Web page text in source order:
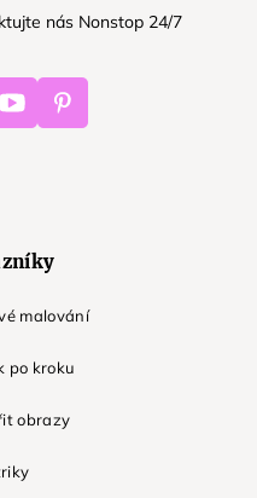
nás Nonstop 24/7
Youtube Pinterest
malování
po kroku
obrazy